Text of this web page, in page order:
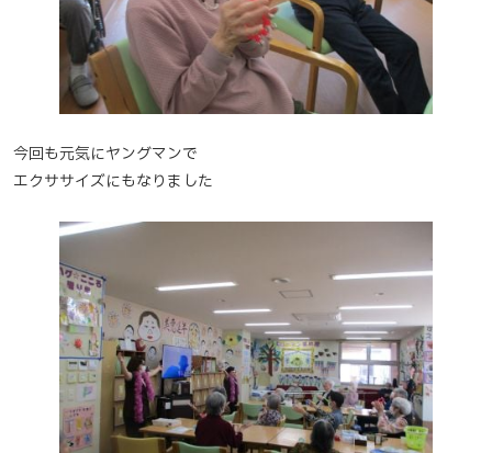
今回も元気にヤングマンで
エクササイズにもなりました